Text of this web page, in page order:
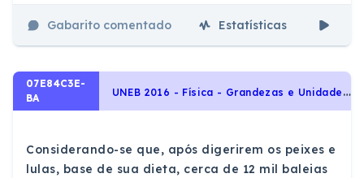
Gabarito comentado Estatísticas
07E84C3E-
BA
U
NEB 2016 - Física - Grandezas e Unidades, Conteúdos Básicos
Considerando-se que, após digerirem os peixes e
lulas, base de sua dieta, cerca de 12 mil baleias